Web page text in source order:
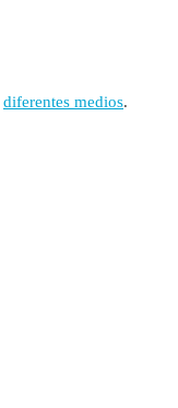
diferentes medios.